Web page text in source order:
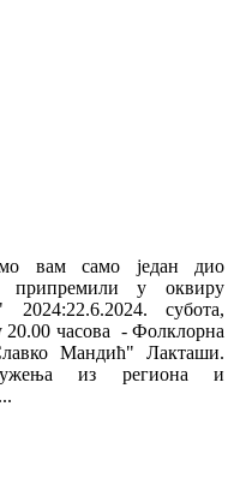
вам само један дио
припремили у оквиру
субота,
20.00 часова - Фолклорна
Мандић" Лакташи.
из региона и